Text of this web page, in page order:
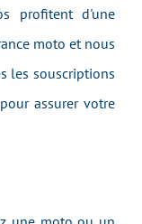
profitent d'une
moto et nous
les souscriptions
assurer votre